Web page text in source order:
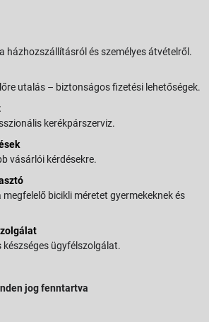
házhozszállításról és személyes átvételről.
utalás – biztonságos fizetési lehetőségek.
kerékpárszerviz.
vásárlói kérdésekre.
bicikli méretet gyermekeknek és
készséges ügyfélszolgálat.
jog fenntartva